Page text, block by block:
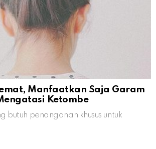
Manfaatkan Saja Garam
Ketombe
butuh penanganan khusus untuk